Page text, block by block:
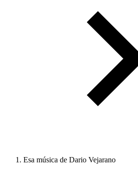
Esa música de Dario Vejarano